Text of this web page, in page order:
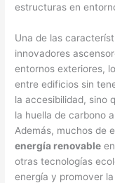
estructuras en
Una de las
innovadores
entornos exteriores,
entre edificios sin
la accesibilidad, sino
la huella de carbono
Además, muchos de
energía renovable
otras tecnologías
energía y promover